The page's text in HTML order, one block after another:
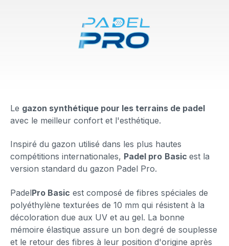
Le gazon synthétique pour les terrains de padel
avec le meilleur confort et l'esthétique.
Inspiré du gazon utilisé dans les plus hautes
compétitions internationales, Padel pro Basic est la
version standard du gazon Padel Pro.
PadelPro Basic est composé de fibres spéciales de
polyéthylène texturées de 10 mm qui résistent à la
décoloration due aux UV et au gel. La bonne
mémoire élastique assure un bon degré de souplesse
et le retour des fibres à leur position d'origine après